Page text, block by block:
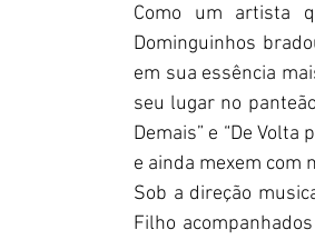
Como um artista
Dominguinhos
em sua essência
seu lugar no
Demais” e “De
e ainda mexem com
Sob a direção
Filho